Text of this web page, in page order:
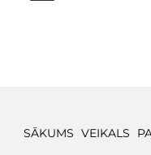
SĀKUMS VEIKALS